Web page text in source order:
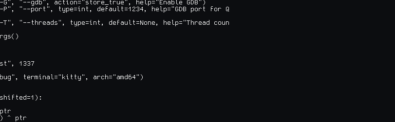
G", "--gdb", action="store_true", help="Enable GDB")
P", "--port", type=int, default=1234, help="GDB port for Q
T", "--threads", type=int, default=None, help="Thread coun
1337
terminal="kitty", arch="amd64")
^ ptr